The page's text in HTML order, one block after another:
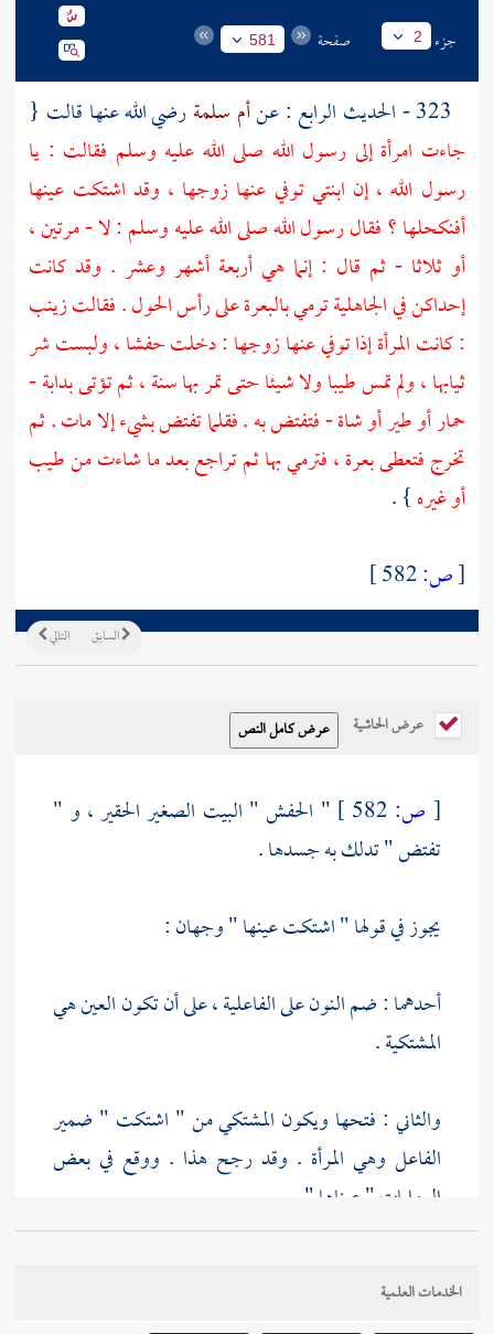
جزء 2 صفحة 581
أم سلمةرضي الله عنها قالت {
جاءت امرأة إلى رسول الله صلى الله عليه وسلم فقالت : يا
رسول الله ، إن ابنتي توفي عنها زوجها ، وقد اشتكت عينها
أفنكحلها ؟ فقال رسول الله صلى الله عليه وسلم : لا - مرتين ،
أو ثلاثا - ثم قال : إنما هي أربعة أشهر وعشر . وقد كانت
إحداكن في الجاهلية ترمي بالبعرة على رأس الحول . فقالتزينب
: كانت المرأة إذا توفي عنها زوجها : دخلت حفشا ، ولبست شر
ثيابها ، ولم تمس طيبا ولا شيئا حتى تمر بها سنة ، ثم تؤتى بدابة -
حمار أو طير أو شاة - فتفتض به . فقلما تفتض بشيء إلا مات . ثم
تخرج فتعطى بعرة ، فترمي بها ثم تراجع بعد ما شاءت من طيب
أو غيره} .
[ص:
التالي السابق
عرض الحاشية
[ ص:
" الحفش " البيت الصغير الحقير ، و "
تفتض " تدلك به جسدها .
يجوز في قولها " اشتكت عينها " وجهان :
أحدهما : ضم النون على الفاعلية ، على أن تكون العين هي
المشتكية .
والثاني : فتحها ويكون المشتكي من " اشتكت " ضمير
الفاعل وهي المرأة . وقد رجح هذا . ووقع في بعض
الروايات " عيناها " .
وقولها " أفنكحلها " بضم الحاء . وقوله عليه السلام " لا
" يقتضي المنع منالخدمات العلمية